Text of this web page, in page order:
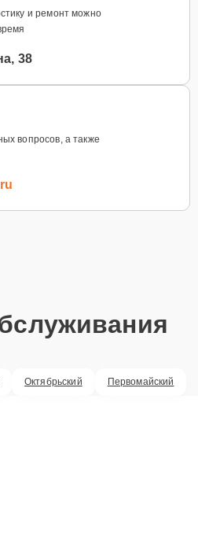
и ремонт можно
38
вопросов, а также
Октябрьский Первомайский